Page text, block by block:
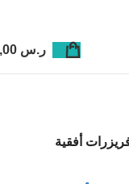
ر.س
أفقية